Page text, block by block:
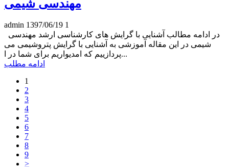
مهندسی شیمی
admin 1397/06/19 1
شیمی در این مقاله آموزشی به آشنایی با گرایش پتروشیمی می
پردازییم که امدیواریم برای شما در ا...
ادامه مطلب
1
2
3
4
5
6
7
8
9
>